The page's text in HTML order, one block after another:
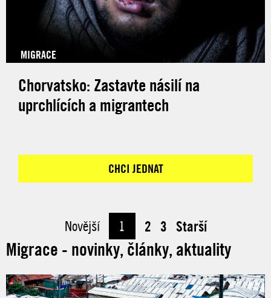
MIGRACE
Chorvatsko: Zastavte násilí na
uprchlících a migrantech
CHCI JEDNAT
Novější 1 2 3 Starší
Migrace - novinky, články, aktuality